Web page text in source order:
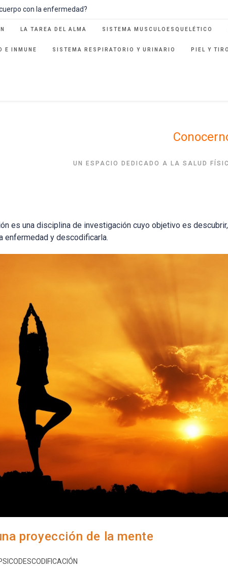
con la enfermedad?
LA TAREA DEL ALMA SISTEMA MUSCULOESQUELÉTICO
E INMUNE SISTEMA RESPIRATORIO Y URINARIO PIEL Y
UN ESPACIO DEDICADO A LA SALUD
es una disciplina de investigación cuyo objetivo es
enfermedad y descodificarla.
proyección de la mente